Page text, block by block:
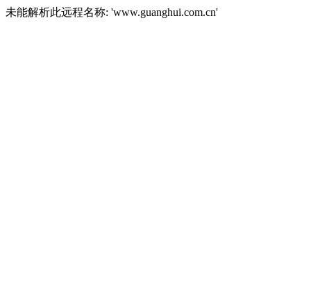
未能解析此远程名称: 'www.guanghui.com.cn'